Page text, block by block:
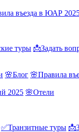
въезда в ЮАР
туры 📩Задать
🌸Блог 🌸Правила
2025 🌸Отели
✅Транзитные туры